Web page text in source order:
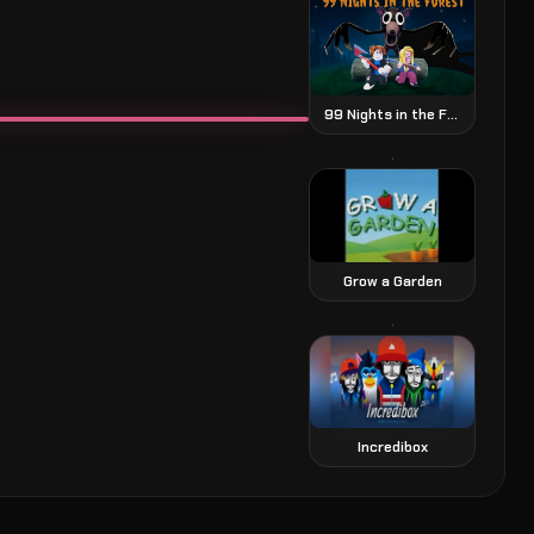
99 Nights in the Forest juego de terror y supervivencia
Grow a Garden
Incredibox